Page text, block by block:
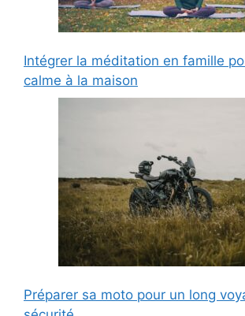
Intégrer la méditation en famille
calme à la maison
Préparer sa moto pour un long